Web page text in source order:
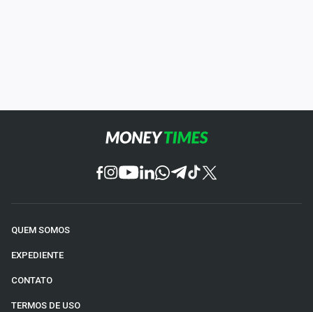
QUEM SOMOS
EXPEDIENTE
CONTATO
TERMOS DE USO